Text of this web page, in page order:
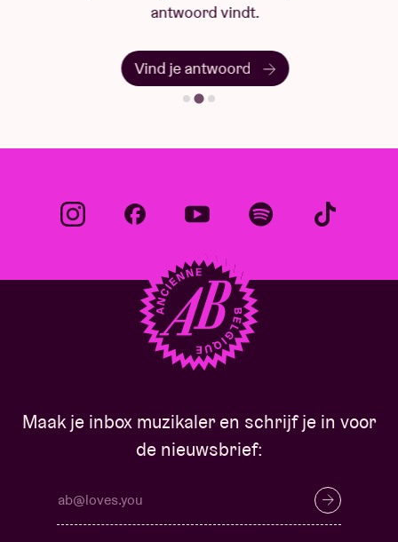
antwoord vindt.
Vind je antwoord
Maak je inbox muzikaler en schrijf je in voor
de nieuwsbrief: